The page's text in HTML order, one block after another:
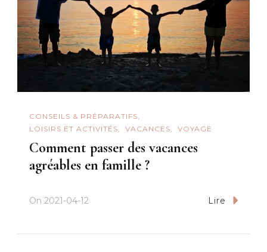
CONSEILS & PRÉPARATIFS
LOISIRS ET ACTIVITÉS
VACANCES VOYAGE
Comment passer des vacances
agréables en famille ?
On 2021-04-12 Lire